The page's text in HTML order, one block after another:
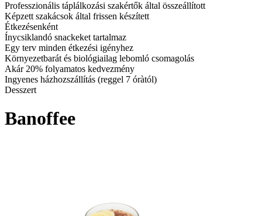
Professzionális táplálkozási szakértők által összeállított
Képzett szakácsok által frissen készített
Étkezésenként
Ínycsiklandó snackeket tartalmaz
Egy terv minden étkezési igényhez
Környezetbarát és biológiailag lebomló csomagolás
Akár 20% folyamatos kedvezmény
Ingyenes házhozszállítás (reggel 7 óràtól)
Desszert
Banoffee